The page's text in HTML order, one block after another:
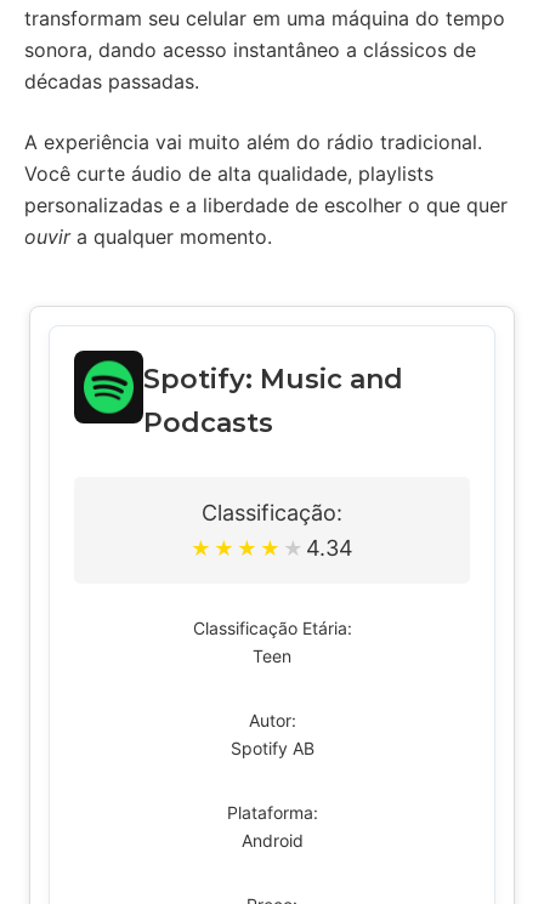
transformam seu celular em uma máquina do tempo
sonora, dando acesso instantâneo a clássicos de
décadas passadas.
A experiência vai muito além do rádio tradicional.
Você curte áudio de alta qualidade, playlists
personalizadas e a liberdade de escolher o que quer
ouvira qualquer momento.
Spotify: Music and
Podcasts
Classificação:
★ ★ ★ ★ ★ 4.34
Classificação Etária:
Teen
Autor:
Spotify AB
Plataforma:
Android